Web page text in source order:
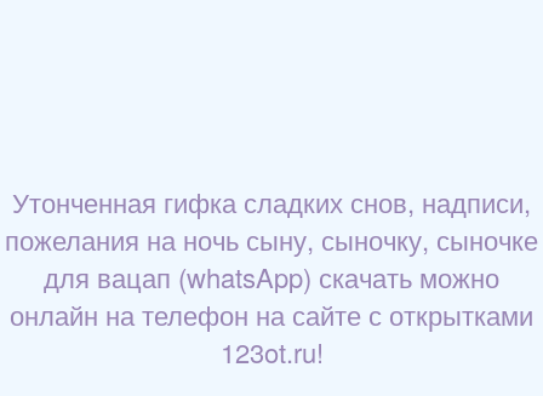
Утонченная гифка сладких снов, надписи,
пожелания на ночь сыну, сыночку, сыночке
для вацап (whatsApp) скачать можно
онлайн на телефон на сайте с открытками
123ot.ru!